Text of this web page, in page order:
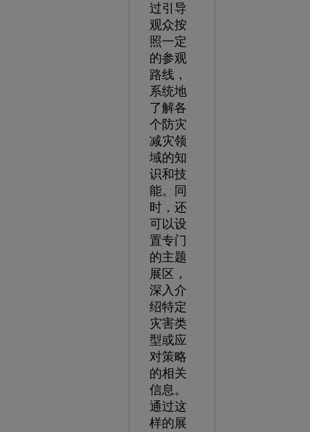
过引导
观众按
照一定
的参观
路线，
系统地
了解各
个防灾
减灾领
域的知
识和技
能。同
时，还
可以设
置专门
的主题
展区，
深入介
绍特定
灾害类
型或应
对策略
的相关
信息。
通过这
样的展